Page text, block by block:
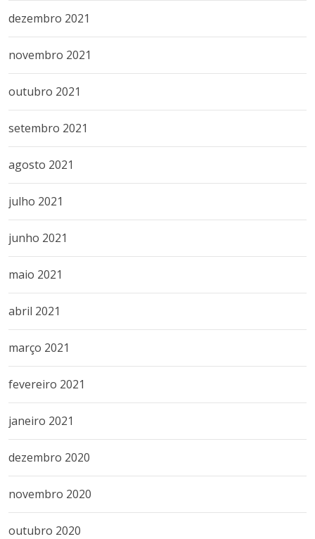
dezembro 2021
novembro 2021
outubro 2021
setembro 2021
agosto 2021
julho 2021
junho 2021
maio 2021
abril 2021
março 2021
fevereiro 2021
janeiro 2021
dezembro 2020
novembro 2020
outubro 2020